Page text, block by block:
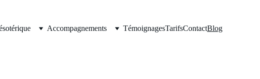
Accompagnements TémoignagesTarifsContactBlog